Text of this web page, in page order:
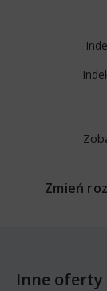
Zmień
Inne oferty